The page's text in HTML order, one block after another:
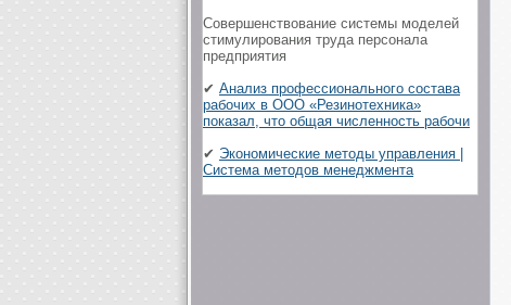
Совершенствование системы моделей
стимулирования труда персонала
предприятия
✔ Анализ профессионального состава
рабочих в ООО «Резинотехника»
показал, что общая численность рабочи
✔ Экономические методы управления |
Система методов менеджмента